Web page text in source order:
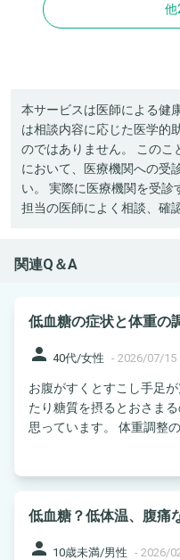
他
本サービスは医師による健
は相談内容に応じた医学的
のではありません。 このこ
において、医療機関への受
い。 実際に医療機関を受診
担当の医師によく相談、確
関連Q＆A
低血糖の症状と体重の
person 40代/女性 - 2026/07/15
お腹がすくとすこし手足
たり糖質を摂るとおさま
思っています。 体重調整の
低血糖？低体温、腹痛
person 10歳未満/男性 - 2026/